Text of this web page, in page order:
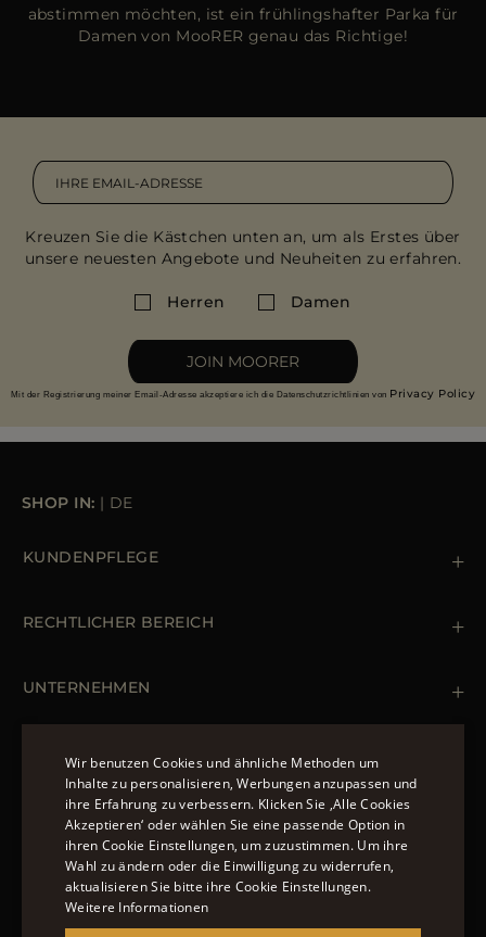
abstimmen möchten, ist ein frühlingshafter Parka für
Damen von MooRER genau das Richtige!
Kreuzen Sie die Kästchen unten an, um als Erstes über
unsere neuesten Angebote und Neuheiten zu erfahren.
Herren Damen
JOIN MOORER
Mit der Registrierung meiner Email-Adresse akzeptiere ich die Datenschutzrichtlinien von Privacy Policy
SHOP IN: | DE
KUNDENPFLEGE
Bestellungen & Zahlungen
RECHTLICHER BEREICH
Cookie Policy
UNTERNEHMEN
Daunenjacke Herren Schwarz
Jacken Damen
Bomberjacke Leder
Langer Steppmantel
FOLGEN SIE UNS
ENGLISH
ITALIAN
FRENCH
Wir benutzen Cookies und ähnliche Methoden um
Inhalte zu personalisieren, Werbungen anzupassen und
ihre Erfahrung zu verbessern. Klicken Sie ‚Alle Cookies
Akzeptieren‘ oder wählen Sie eine passende Option in
ihren Cookie Einstellungen, um zuzustimmen. Um ihre
Wahl zu ändern oder die Einwilligung zu widerrufen,
aktualisieren Sie bitte ihre Cookie Einstellungen.
Weitere Informationen